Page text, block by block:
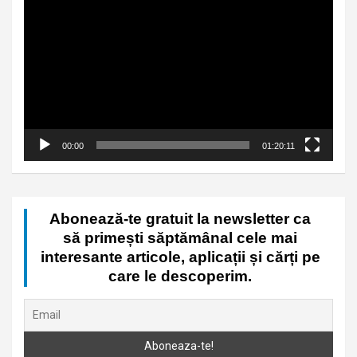
00:00 01:20:11
Abonează-te gratuit la newsletter ca
să primești săptămânal cele mai
interesante articole, aplicații și cărți pe
care le descoperim.